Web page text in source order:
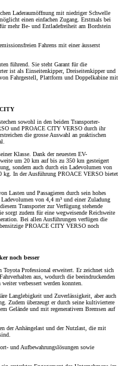
Laderaumöffnung mit niedriger Schwelle
einen einfachen Zugang. Erstmals bei
mehr Be- und Entladefreiheit am Bordstein
Fahrens mit einer äusserst
führend. Sie steht Garant für die
ist als Einseitenkipper, Dreiseitenkipper und
Fahrgestell, Plattform und Doppelkabine mit
sowohl in den beiden Transporter-
und PROACE CITY VERSO durch ihr
die grosse Auswahl an praktischen
Klasse. Dank der neuesten EV-
um 20 km auf bis zu 350 km gesteigert
sondern auch durch ein Ladevolumen von
kg. In der Ausführung PROACE VERSO bietet
Lasten und Passagieren durch sein hohes
von 4,4 m³ und einer Zuladung
Transporter zur Verfügung stehende
sorgt zudem für eine wegweisende Reichweite
Bei allen Ausführungen verfügen die
PROACE CITY VERSO noch
noch besser
Professional erweitert. Er zeichnet sich
aus, wodurch die beeindruckenden
verbessert werden konnten.
Langlebigkeit und Zuverlässigkeit, aber auch
Zudem überzeugt er durch seine kultiviertere
Gelände und mit regenerativem Bremsen auf
der Anhängelast und der Nutzlast, die mit
und Aufbewahrungslösungen sowie